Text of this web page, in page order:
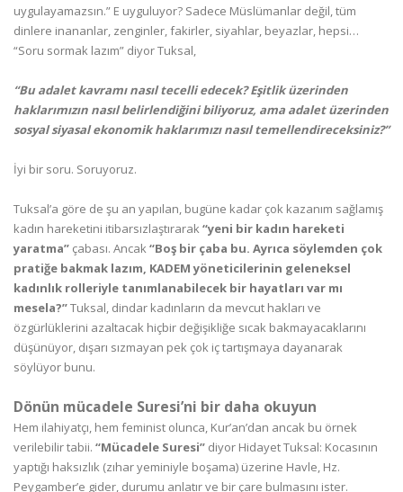
uygulayamazsın.” E uyguluyor? Sadece Müslümanlar değil, tüm
dinlere inananlar, zenginler, fakirler, siyahlar, beyazlar, hepsi…
“Soru sormak lazım” diyor Tuksal,
“Bu adalet kavramı nasıl tecelli edecek? Eşitlik üzerinden
haklarımızın nasıl belirlendiğini biliyoruz, ama adalet üzerinden
sosyal siyasal ekonomik haklarımızı nasıl temellendireceksiniz?”
İyi bir soru. Soruyoruz.
Tuksal’a göre de şu an yapılan, bugüne kadar çok kazanım sağlamış
kadın hareketini itibarsızlaştırarak “yeni bir kadın hareketi
yaratma” çabası. Ancak “Boş bir çaba bu. Ayrıca söylemden çok
pratiğe bakmak lazım, KADEM yöneticilerinin geleneksel
kadınlık rolleriyle tanımlanabilecek bir hayatları var mı
mesela?”Tuksal, dindar kadınların da mevcut hakları ve
özgürlüklerini azaltacak hiçbir değişikliğe sıcak bakmayacaklarını
düşünüyor, dışarı sızmayan pek çok iç tartışmaya dayanarak
söylüyor bunu.
Dönün mücadele Suresi’ni bir daha okuyun
Hem ilahiyatçı, hem feminist olunca, Kur’an’dan ancak bu örnek
verilebilir tabii. “Mücadele Suresi” diyor Hidayet Tuksal: Kocasının
yaptığı haksızlık (zıhar yeminiyle boşama) üzerine Havle, Hz.
Peygamber’e gider, durumu anlatır ve bir çare bulmasını ister.